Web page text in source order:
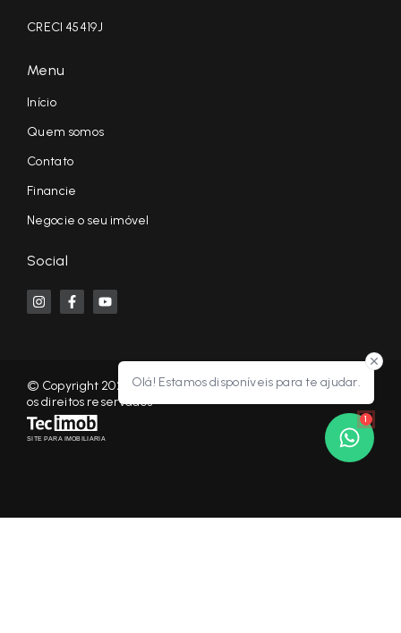
Olá! Estamos disponíveis para te ajudar.
1
CRECI 45419J
Menu
Início
Quem somos
Contato
Financie
Negocie o seu imóvel
Social
© Copyright 2026 - KF NEGÓCIOS IMOBILIÁRIOS RP - Todos
os direitos reservados
SITE PARA IMOBILIARIA